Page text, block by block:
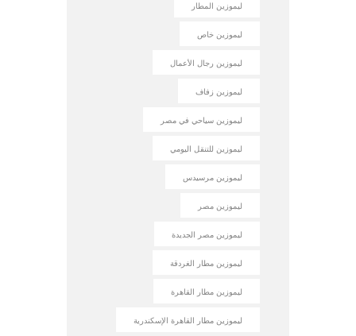
ليموزين المطار
ليموزين خاص
ليموزين رجال الأعمال
ليموزين زفاف
ليموزين سياحي في مصر
ليموزين للتنقل اليومي
ليموزين مرسيدس
ليموزين مصر
ليموزين مصر الجديدة
ليموزين مطار الغردقة
ليموزين مطار القاهرة
ليموزين مطار القاهرة الإسكندرية